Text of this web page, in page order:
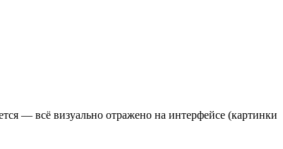
— всё визуально отражено на интерфейсе (картинки